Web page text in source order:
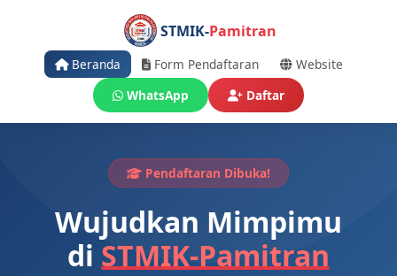
STMIK-Pamitran
Beranda Form Pendaftaran
Website
WhatsApp
Daftar
Pendaftaran Dibuka!
Wujudkan Mimpimu
di STMIK-Pamitran